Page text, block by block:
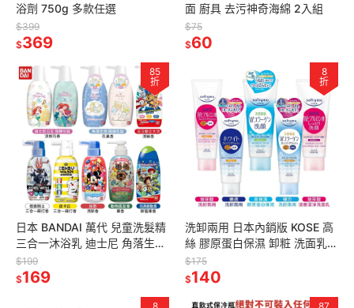
浴劑 750g 多款任選
$399
$369
面 廚具 去污神奇海綿 2入組
$75
$60
85
折
日本 BANDAI 萬代 兒童洗髮精
三合一沐浴乳 迪士尼 角落生物
洗髮 多款任選 300ml
$199
$169
8
折
洗卸兩用 日本內銷版 KOSE 高
絲 膠原蛋白保濕 卸粧 洗面乳
190g
$175
$140